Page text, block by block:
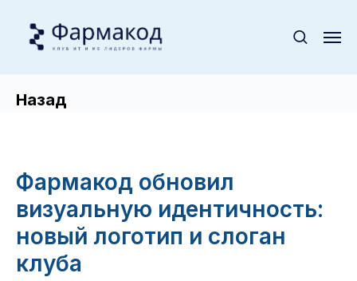
Назад
Фармакод обновил
визуальную идентичность:
новый логотип и слоган
клуба